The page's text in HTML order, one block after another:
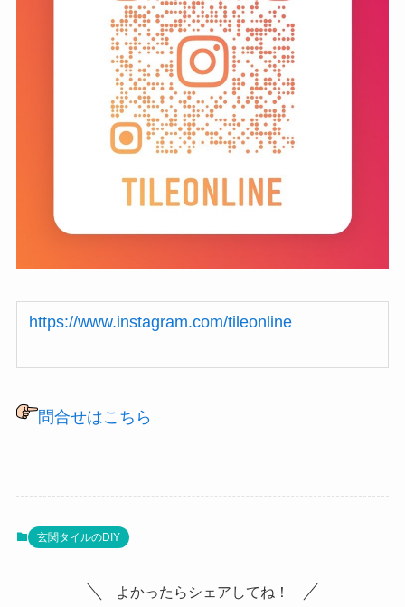
https://www.instagram.com/tileonline
問合せはこちら
玄関タイルのDIY
よかったらシェアしてね！